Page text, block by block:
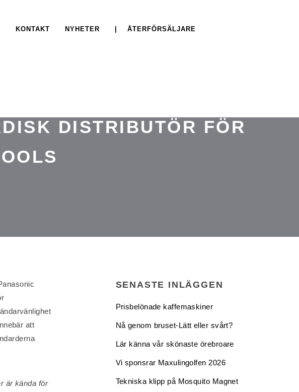
KONTAKT NYHETER | ÅTERFÖRSÄLJARE
DISTRIBUTÖR FÖR
att
är kända för
SENASTE INLÄGGEN
Prisbelönade kaffemaskiner
Nå genom bruset-Lätt eller svårt?
Lär känna vår skönaste örebroare
Vi sponsrar Maxulingolfen 2026
Tekniska klipp på Mosquito Magnet